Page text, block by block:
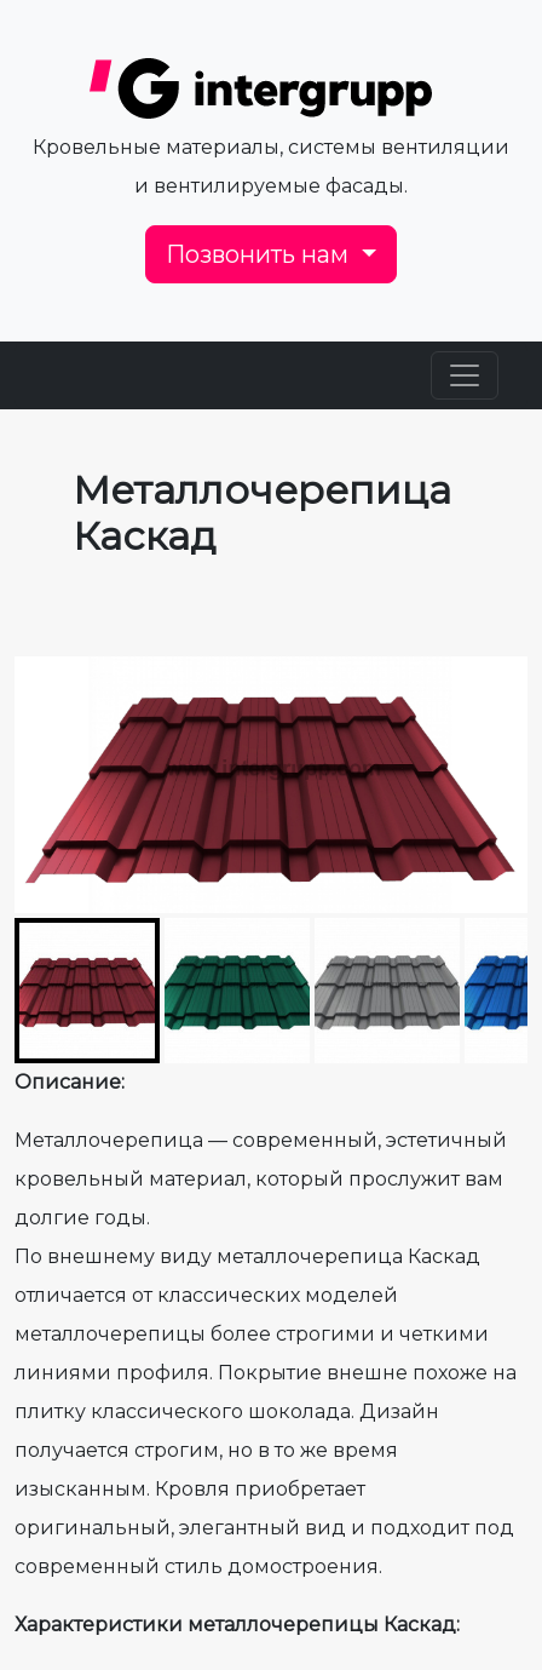
Кровельные материалы, системы вентиляции
и вентилируемые фасады.
Позвонить нам
Металлочерепица
Каскад
Описание:
Металлочерепица — современный, эстетичный
кровельный материал, который прослужит вам
долгие годы.
По внешнему виду металлочерепица Каскад
отличается от классических моделей
металлочерепицы более строгими и четкими
линиями профиля. Покрытие внешне похоже на
плитку классического шоколада. Дизайн
получается строгим, но в то же время
изысканным. Кровля приобретает
оригинальный, элегантный вид и подходит под
современный стиль домостроения.
Характеристики металлочерепицы Каскад: